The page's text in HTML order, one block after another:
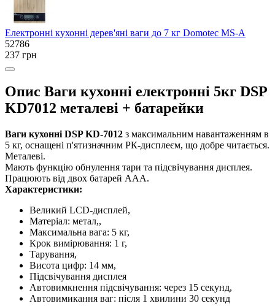
Електронні кухонні дерев'яні ваги до 7 кг Domotec MS-A
52786
237 грн
Опис Ваги кухонні електронні 5кг DSP
KD7012 металеві + батарейки
Ваги кухонні DSP KD-7012 з максимальним навантаженням в
5 кг, оснащені п'ятизначним РК-дисплеєм, що добре читається.
Металеві.
Мають функцію обнулення тари та підсвічування дисплея.
Працюють від двох батарей ААА.
Характеристики:
Великий LCD-дисплей,
Матеріал: метал,,
Максимальна вага: 5 кг,
Крок вимірювання: 1 г,
Тарування,
Висота цифр: 14 мм,
Підсвічування дисплея
Автовимкнення підсвічування: через 15 секунд,
Автовимикання ваг: після 1 хвилини 30 секунд